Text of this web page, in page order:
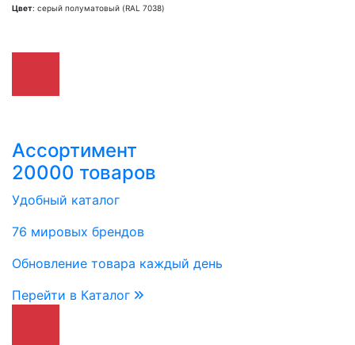
Цвет: серый полуматовый (RAL 7038)
Ассортимент
20000 товаров
Удобный каталог
76 мировых брендов
Обновление товара каждый день
Перейти в Каталог